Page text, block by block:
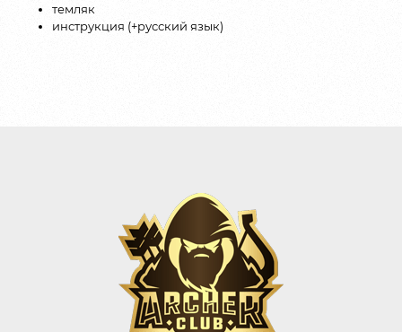
темляк
инструкция (+русский язык)